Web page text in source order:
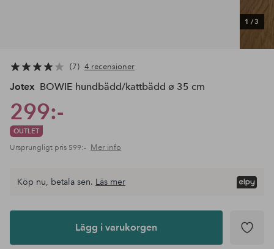
1 /3
7 4 recensioner
Jotex BOWIE hundbädd/kattbädd ø 35 cm
299:-
OUTLET
Ursprungligt pris 599:- Mer info
Lägg i
Köp nu, betala sen. Läs mer
Lägg i varukorgen